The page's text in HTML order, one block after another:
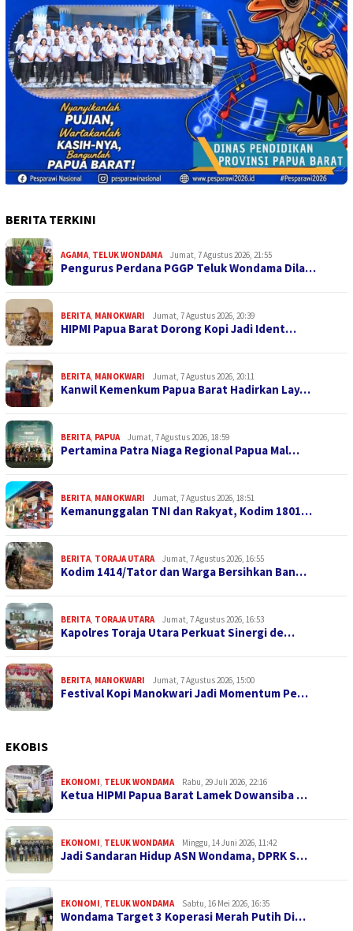
BERITA TERKINI
AGAMA TELUK WONDAMA Jumat, 7 Agustus 2026, 21:55
Pengurus Perdana PGGP Teluk Wondama Dila…
BERITA MANOKWARI Jumat, 7 Agustus 2026, 20:39
HIPMI Papua Barat Dorong Kopi Jadi Ident…
BERITA MANOKWARI Jumat, 7 Agustus 2026, 20:11
Kanwil Kemenkum Papua Barat Hadirkan Lay…
BERITA PAPUA Jumat, 7 Agustus 2026, 18:59
Pertamina Patra Niaga Regional Papua Mal…
BERITA MANOKWARI Jumat, 7 Agustus 2026, 18:51
Kemanunggalan TNI dan Rakyat, Kodim 1801…
BERITA TORAJA UTARA Jumat, 7 Agustus 2026, 16:55
Kodim 1414/Tator dan Warga Bersihkan Ban…
BERITA TORAJA UTARA Jumat, 7 Agustus 2026, 16:53
Kapolres Toraja Utara Perkuat Sinergi de…
BERITA MANOKWARI Jumat, 7 Agustus 2026, 15:00
Festival Kopi Manokwari Jadi Momentum Pe…
EKOBIS
EKONOMI TELUK WONDAMA Rabu, 29 Juli 2026, 22:16
Ketua HIPMI Papua Barat Lamek Dowansiba …
EKONOMI TELUK WONDAMA Minggu, 14 Juni 2026, 11:42
Jadi Sandaran Hidup ASN Wondama, DPRK S…
EKONOMI TELUK WONDAMA Sabtu, 16 Mei 2026, 16:35
Wondama Target 3 Koperasi Merah Putih Di…